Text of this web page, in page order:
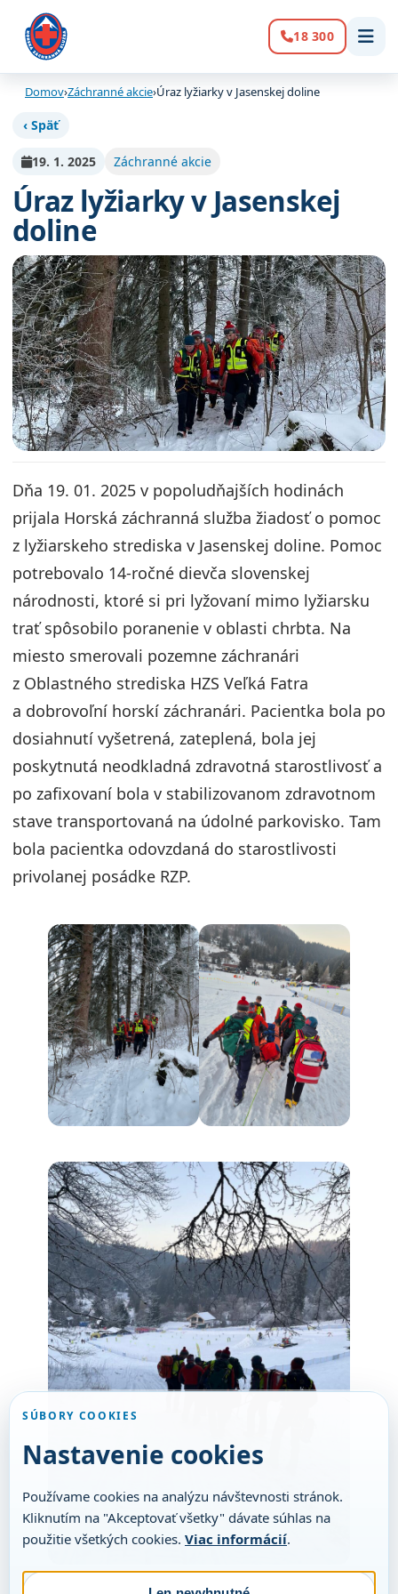
Volanie:
18 300
Domov›Záchranné akcie›Úraz lyžiarky v Jasenskej doline
‹ Späť
19. 1. 2025 Záchranné akcie
Úraz lyžiarky v Jasenskej
doline
Dňa 19. 01. 2025 v popoludňajších hodinách
prijala Horská záchranná služba žiadosť o pomoc
z lyžiarskeho strediska v Jasenskej doline. Pomoc
potrebovalo 14-ročné dievča slovenskej
národnosti, ktoré si pri lyžovaní mimo lyžiarsku
trať spôsobilo poranenie v oblasti chrbta. Na
miesto smerovali pozemne záchranári
z Oblastného strediska HZS Veľká Fatra
a dobrovoľní horskí záchranári. Pacientka bola po
dosiahnutí vyšetrená, zateplená, bola jej
poskytnutá neodkladná zdravotná starostlivosť a
po zafixovaní bola v stabilizovanom zdravotnom
stave transportovaná na údolné parkovisko. Tam
bola pacientka odovzdaná do starostlivosti
privolanej posádke RZP.
SÚBORY COOKIES
Nastavenie cookies
Používame cookies na analýzu návštevnosti stránok.
Kliknutím na "Akceptovať všetky" dávate súhlas na
použitie všetkých cookies. Viac informácií.